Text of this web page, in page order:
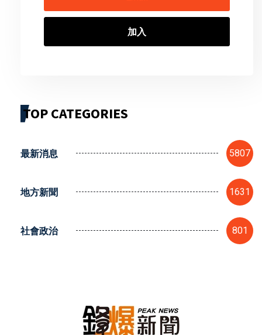
加入
TOP CATEGORIES
最新消息 5807
地方新聞 1631
社會政治 801